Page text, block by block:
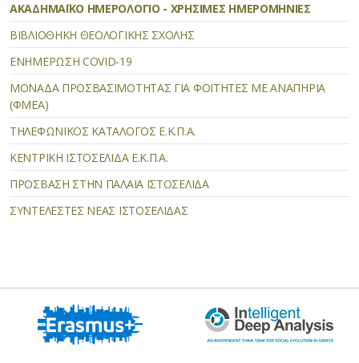
ΑΚΑΔΗΜΑΪΚΟ ΗΜΕΡΟΛΟΓΙΟ - ΧΡΗΣΙΜΕΣ ΗΜΕΡΟΜΗΝΙΕΣ
ΒΙΒΛΙΟΘΗΚΗ ΘΕΟΛΟΓΙΚΗΣ ΣΧΟΛΗΣ
ΕΝΗΜΕΡΩΣΗ COVID-19
ΜΟΝΑΔΑ ΠΡΟΣΒΑΣΙΜΟΤΗΤΑΣ ΓΙΑ ΦΟΙΤΗΤΕΣ ΜΕ ΑΝΑΠΗΡΙΑ
(ΦΜΕΑ)
ΤΗΛΕΦΩΝΙΚΟΣ ΚΑΤΑΛΟΓΟΣ Ε.Κ.Π.Α.
ΚΕΝΤΡΙΚΗ ΙΣΤΟΣΕΛΙΔΑ Ε.Κ.Π.Α.
ΠΡΟΣΒΑΣΗ ΣΤΗΝ ΠΑΛΑΙΑ ΙΣΤΟΣΕΛΙΔΑ
ΣΥΝΤΕΛΕΣΤΕΣ ΝΕΑΣ ΙΣΤΟΣΕΛΙΔΑΣ